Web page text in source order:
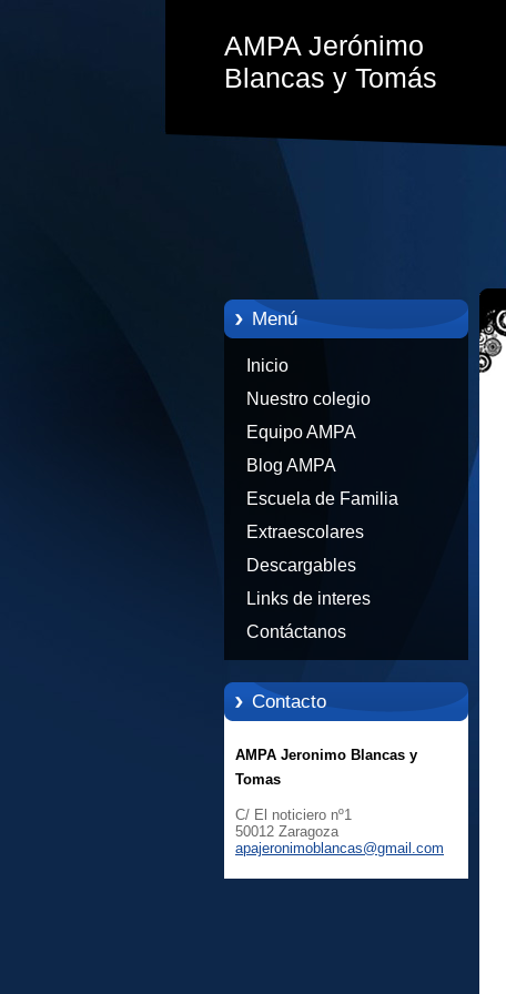
AMPA Jerónimo
Blancas y Tomás
Menú
Inicio
Nuestro colegio
Equipo AMPA
Blog AMPA
Escuela de Familia
Extraescolares
Descargables
Links de interes
Contáctanos
Contacto
AMPA Jeronimo Blancas y
Tomas
C/ El noticiero nº1
50012 Zaragoza
apajeronimoblancas@gmail .com